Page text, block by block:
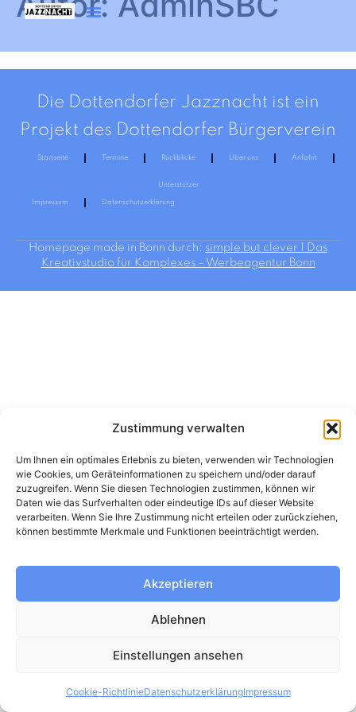
Zustimmung verwalten
Um Ihnen ein optimales Erlebnis zu bieten, verwenden wir Technologien
wie Cookies, um Geräteinformationen zu speichern und/oder darauf
zuzugreifen. Wenn Sie diesen Technologien zustimmen, können wir
Daten wie das Surfverhalten oder eindeutige IDs auf dieser Website
verarbeiten. Wenn Sie Ihre Zustimmung nicht erteilen oder zurückziehen,
können bestimmte Merkmale und Funktionen beeinträchtigt werden.
Akzeptieren
Ablehnen
Einstellungen ansehen
Cookie-RichtlinieDatenschutzerklärungImpressum
Die Dottendorfer Jazznacht ist ein
Projekt des Dottendorfer Bürgerverein
Startseite Termine Rückblicke Über uns Anfahrt
Unterstützer
Impressum Datenschutzerklärung
Homepage made in Bonn durch: simple but clever | Das
Kreativstudio für Komplexes – Werbeagentur Bonn